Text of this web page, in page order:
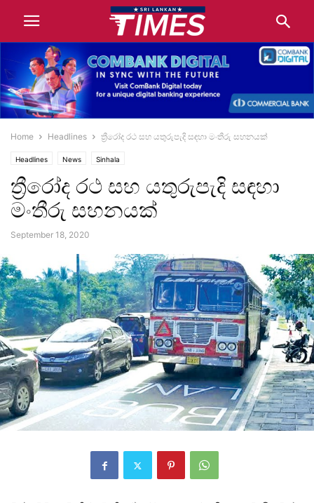
Home Headlines ත්‍රීරෝද රථ සහ යතුරුපැදි සඳහා මංතීරු සහනයක්
Headlines News Sinhala
ත්‍රීරෝද රථ සහ යතුරුපැදි සඳහා
මංතීරු සහනයක්
September 18, 2020